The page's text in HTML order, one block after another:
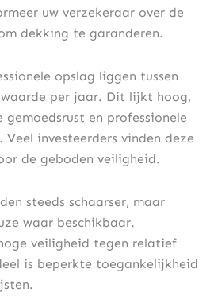
uw verzekeraar over de
dekking te garanderen.
opslag liggen tussen
waarde per jaar. Dit lijkt hoog,
en professionele
investeerders vinden deze
de geboden veiligheid.
steeds schaarser, maar
waar beschikbaar.
veiligheid tegen relatief
is beperkte toegankelijkheid